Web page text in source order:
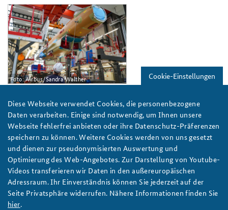
ap3-
Foto: Airbus/Sandra Walther
Stärkung des europäischen Verteidigungssektors
Zur Stärkung der europäischen Verteidigungsbereitschaft
bedürfe es zwingend einer Transformation des
Verteidigungssektors, schreiben BAKS-Vizepräsident Markus
Woelke sowie André Keller und Tobias Müller von Strategy& im
aktuellen Arbeitspapier. Foto: Airbus/Sandra Walther
weiter
Arbeitspapier ,Europa,Verteidigungsindustrie,Europäische
Cookie-Einstellungen
Diese Webseite verwendet Cookies, die personenbezogene
Daten verarbeiten. Einige sind notwendig, um Ihnen unsere
Webseite fehlerfrei anbieten oder ihre Datenschutz-Präferenzen
speichern zu können. Weitere Cookies werden von uns gesetzt
und dienen zur pseudonymisierten Auswertung und
Optimierung des Web-Angebotes. Zur Darstellung von Youtube-
Videos transferieren wir Daten in den außereuropäischen
Adressraum. Ihr Einverständnis können Sie jederzeit auf der
Seite Privatsphäre widerrufen. Nähere Informationen finden Sie
hier.